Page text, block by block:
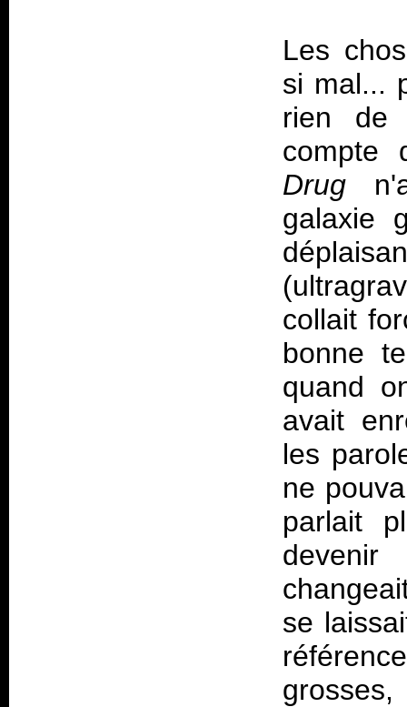
Les
si mal...
rien de
compte
Drug
galaxie
collait
bonne
quand
avait
les
ne
parlait
se